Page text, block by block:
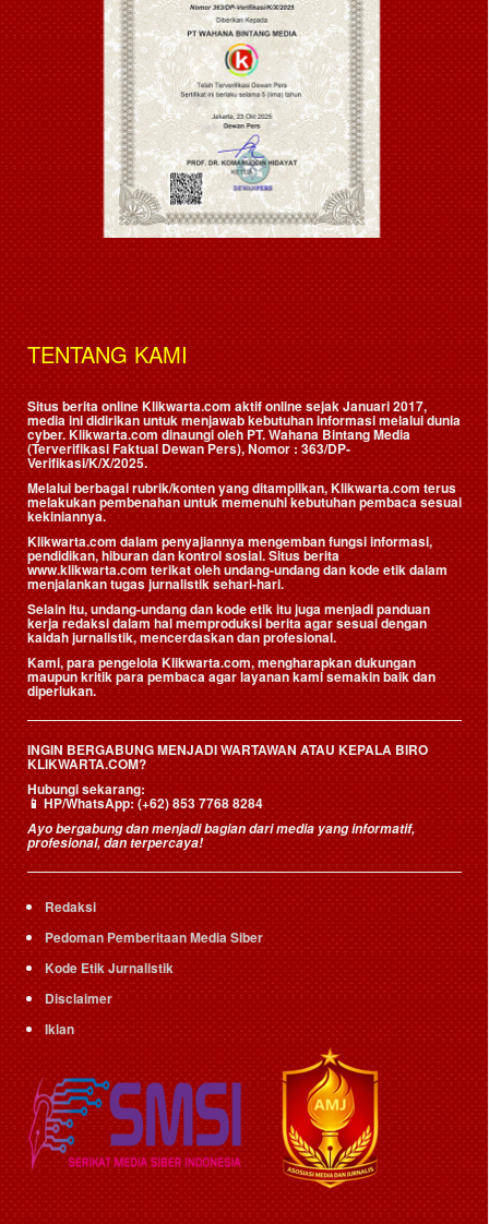
TENTANG KAMI
Situs berita online Klikwarta.com aktif online sejak Januari 2017,
media ini didirikan untuk menjawab kebutuhan informasi melalui dunia
cyber. Klikwarta.com dinaungi oleh PT. Wahana Bintang Media
(Terverifikasi Faktual Dewan Pers), Nomor : 363/DP-
Verifikasi/K/X/2025.
Melalui berbagai rubrik/konten yang ditampilkan, Klikwarta.com terus
melakukan pembenahan untuk memenuhi kebutuhan pembaca sesuai
kekiniannya.
Klikwarta.com dalam penyajiannya mengemban fungsi informasi,
pendidikan, hiburan dan kontrol sosial. Situs berita
www.klikwarta.com terikat oleh undang-undang dan kode etik dalam
menjalankan tugas jurnalistik sehari-hari.
Selain itu, undang-undang dan kode etik itu juga menjadi panduan
kerja redaksi dalam hal memproduksi berita agar sesuai dengan
kaidah jurnalistik, mencerdaskan dan profesional.
Kami, para pengelola Klikwarta.com, mengharapkan dukungan
maupun kritik para pembaca agar layanan kami semakin baik dan
diperlukan.
INGIN BERGABUNG MENJADI WARTAWAN ATAU KEPALA BIRO
KLIKWARTA.COM?
Hubungi sekarang:
📱HP/WhatsApp:(+62) 853 7768 8284
Ayo bergabung dan menjadi bagian dari media yang informatif,
profesional, dan terpercaya!
Redaksi
Pedoman Pemberitaan Media Siber
Kode Etik Jurnalistik
Disclaimer
Iklan